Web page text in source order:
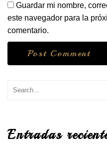
Guardar mi nombre,
este navegador para la
comentario.
Entradas